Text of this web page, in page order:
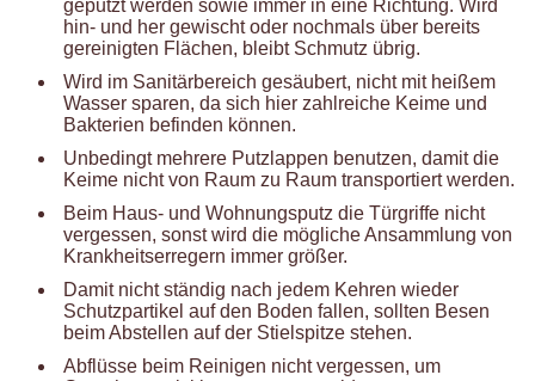
geputzt werden sowie immer in eine Richtung. Wird
hin- und her gewischt oder nochmals über bereits
gereinigten Flächen, bleibt Schmutz übrig.
Wird im Sanitärbereich gesäubert, nicht mit heißem
Wasser sparen, da sich hier zahlreiche Keime und
Bakterien befinden können.
Unbedingt mehrere Putzlappen benutzen, damit die
Keime nicht von Raum zu Raum transportiert werden.
Beim Haus- und Wohnungsputz die Türgriffe nicht
vergessen, sonst wird die mögliche Ansammlung von
Krankheitserregern immer größer.
Damit nicht ständig nach jedem Kehren wieder
Schutzpartikel auf den Boden fallen, sollten Besen
beim Abstellen auf der Stielspitze stehen.
Abflüsse beim Reinigen nicht vergessen, um